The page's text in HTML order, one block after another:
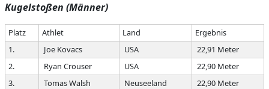
Kugelstoßen (Männer)
Platz Athlet Land
Ergebnis
1.
Joe Kovacs USA
22,91 Meter
2.
Ryan Crouser USA
22,90 Meter
3.
Tomas Walsh Neuseeland 22,90 Meter